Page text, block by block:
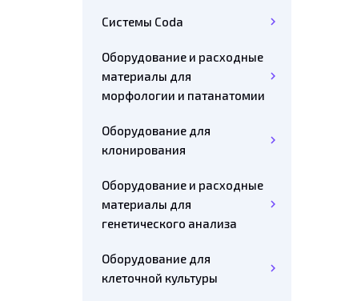
Системы Coda
Оборудование и расходные
материалы для
морфологии и патанатомии
Оборудование для
клонирования
Оборудование и расходные
материалы для
генетического анализа
Оборудование для
клеточной культуры